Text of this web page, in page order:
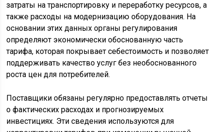
затраты на транспортировку и переработку ресурсов, а
также расходы на модернизацию оборудования. На
основании этих данных органы регулирования
определяют экономически обоснованную часть
тарифа, которая покрывает себестоимость и позволяет
поддерживать качество услуг без необоснованного
роста цен для потребителей.
Поставщики обязаны регулярно предоставлять отчеты
о фактических расходах и прогнозируемых
инвестициях. Эти сведения используются для